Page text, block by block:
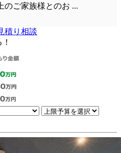
のご家族様とのお ...
積り相談